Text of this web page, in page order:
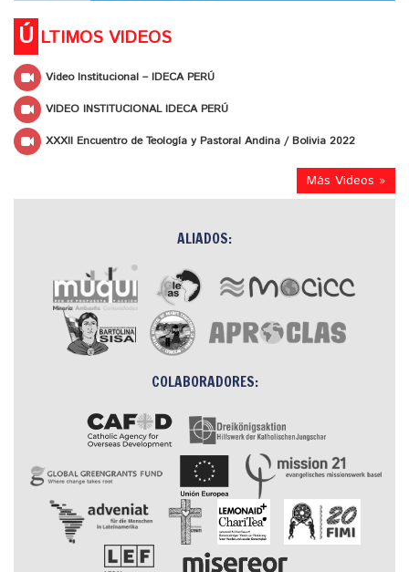
Ú LTIMOS VIDEOS
Video Institucional – IDECA PERÚ
VIDEO INSTITUCIONAL IDECA PERÚ
XXXII Encuentro de Teología y Pastoral Andina / Bolivia 2022
Más Videos »
ALIADOS:
COLABORADORES: